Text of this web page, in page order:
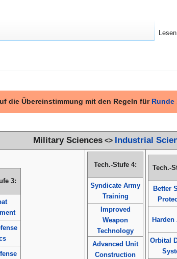
die Übereinstimmung mit den Regeln für Runde
Military Sciences<> Industrial
3:
Tech.-Stufe 4:
Syndicate Army
Training
Improved
Weapon
Technology
Advanced Unit
Construction
Tech.-
Better
Orbital
Lesen